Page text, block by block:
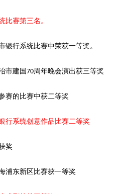
比赛第三名。
银行系统比赛中荣获一等奖。
市建国70周年晚会演出获三等奖
赛的比赛中获二等奖
行系统创意作品比赛二等奖
奖
浦东新区比赛获一等奖